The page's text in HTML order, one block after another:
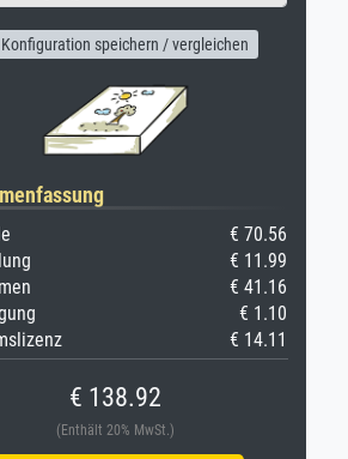
Konfiguration speichern / vergleichen
€ 70.56
€ 11.99
€ 41.16
€ 1.10
€ 14.11
€ 138.92
(Enthält 20% MwSt.)